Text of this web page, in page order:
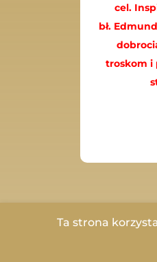
cel.
bł.
troskom i
Copyrights
Ta strona